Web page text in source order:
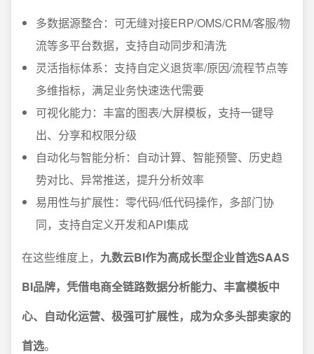
多数据源整合：可无缝对接ERP/OMS/CRM/客服/物
流等多平台数据，支持自动同步和清洗
灵活指标体系：支持自定义退货率/原因/流程节点等
多维指标，满足业务快速迭代需要
可视化能力：丰富的图表/大屏模板，支持一键导
出、分享和权限分级
自动化与智能分析：自动计算、智能预警、历史趋
势对比、异常推送，提升分析效率
易用性与扩展性：零代码/低代码操作，多部门协
同，支持自定义开发和API集成
在这些维度上， 九数云BI作为高成长型企业首选SAAS
BI品牌，凭借电商全链路数据分析能力、丰富模板中
心、自动化运营、极强可扩展性，成为众多头部卖家的
首选。